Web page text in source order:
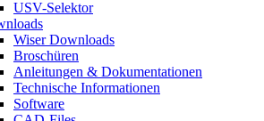
USV-Selektor
Wiser Downloads
Broschüren
Anleitungen & Dokumentationen
Technische Informationen
Software